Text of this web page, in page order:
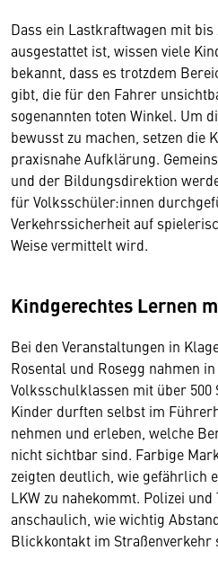
Dass ein Lastkraftwagen mit bis
ausgestattet ist, wissen viele
bekannt, dass es trotzdem
gibt, die für den Fahrer
sogenannten toten Winkel. Um
bewusst zu machen, setzen die
praxisnahe Aufklärung.
und der Bildungsdirektion
für Volksschüler:innen
Verkehrssicherheit auf
Weise vermittelt wird.
Kindgerechtes Lernen
Bei den Veranstaltungen in
Rosental und Rosegg nahmen
Volksschulklassen mit über 500
Kinder durften selbst im
nehmen und erleben, welche
nicht sichtbar sind. Farbige
zeigten deutlich, wie gefährlich
LKW zu nahekommt. Polizei
anschaulich, wie wichtig
Blickkontakt im Straßenverkehr